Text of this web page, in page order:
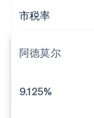
市税率
阿德莫尔
9.125%